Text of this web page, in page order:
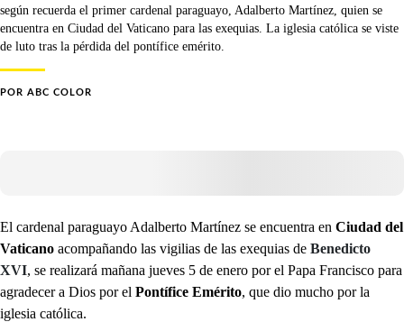
según recuerda el primer cardenal paraguayo, Adalberto Martínez, quien se
encuentra en Ciudad del Vaticano para las exequias. La iglesia católica se viste
de luto tras la pérdida del pontífice emérito.
POR ABC COLOR
El cardenal paraguayo Adalberto Martínez se encuentra en Ciudad del
Vaticano acompañando las vigilias de las exequias de Benedicto
XVI, se realizará mañana jueves 5 de enero por el Papa Francisco para
agradecer a Dios por el Pontífice Emérito, que dio mucho por la
iglesia católica.